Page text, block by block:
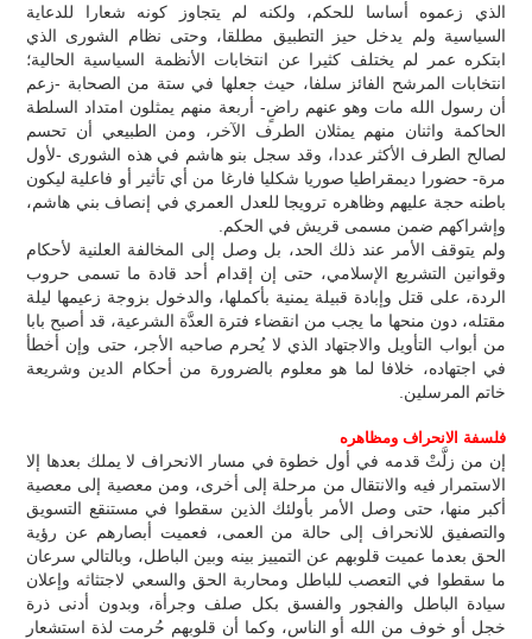
الذي زعموه أساسا للحكم، ولكنه لم يتجاوز كونه شعارا للدعاية
السياسية ولم يدخل حيز التطبيق مطلقا، وحتى نظام الشورى الذي
ابتكره عمر لم يختلف كثيرا عن انتخابات الأنظمة السياسية الحالية؛
انتخابات المرشح الفائز سلفا، حيث جعلها في ستة من الصحابة -زعم
أن رسول الله مات وهو عنهم راضٍ- أربعة منهم يمثلون امتداد السلطة
الحاكمة واثنان منهم يمثلان الطرف الآخر، ومن الطبيعي أن تحسم
لصالح الطرف الأكثر عددا، وقد سجل بنو هاشم في هذه الشورى -لأول
مرة- حضورا ديمقراطيا صوريا شكليا فارغا من أي تأثير أو فاعلية ليكون
باطنه حجة عليهم وظاهره ترويجا للعدل العمري في إنصاف بني هاشم،
وإشراكهم ضمن مسمى قريش في الحكم.
ولم يتوقف الأمر عند ذلك الحد، بل وصل إلى المخالفة العلنية لأحكام
وقوانين التشريع الإسلامي، حتى إن إقدام أحد قادة ما تسمى حروب
الردة، على قتل وإبادة قبيلة يمنية بأكملها، والدخول بزوجة زعيمها ليلة
مقتله، دون منحها ما يجب من انقضاء فترة العدَّة الشرعية، قد أصبح بابا
من أبواب التأويل والاجتهاد الذي لا يُحرم صاحبه الأجر، حتى وإن أخطأ
في اجتهاده، خلافا لما هو معلوم بالضرورة من أحكام الدين وشريعة
خاتم المرسلين.
فلسفة الانحراف ومظاهره
إن من زلَّتْ قدمه في أول خطوة في مسار الانحراف لا يملك بعدها إلا
الاستمرار فيه والانتقال من مرحلة إلى أخرى، ومن معصية إلى معصية
أكبر منها، حتى وصل الأمر بأولئك الذين سقطوا في مستنقع التسويق
والتصفيق للانحراف إلى حالة من العمى، فعميت أبصارهم عن رؤية
الحق بعدما عميت قلوبهم عن التمييز بينه وبين الباطل، وبالتالي سرعان
ما سقطوا في التعصب للباطل ومحاربة الحق والسعي لاجتثاثه وإعلان
سيادة الباطل والفجور والفسق بكل صلف وجرأة، وبدون أدنى ذرة
خجل أو خوف من الله أو الناس، وكما أن قلوبهم حُرمت لذة استشعار